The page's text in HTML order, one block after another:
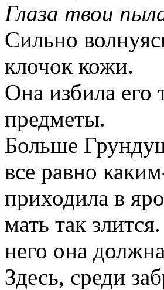
Глаза твои
Сильно
клочок кожи.
Она избила его
предметы.
Больше
все равно
приходила в
мать так
него она
Здесь, среди